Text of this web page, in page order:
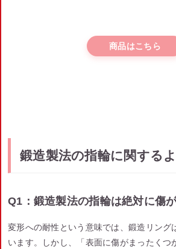
商品はこちら
鍛造製法の指輪に関する
Q1：鍛造製法の指輪は絶対に傷
変形への耐性という意味では、鍛造リング
います。しかし、「表面に傷がまったくつ